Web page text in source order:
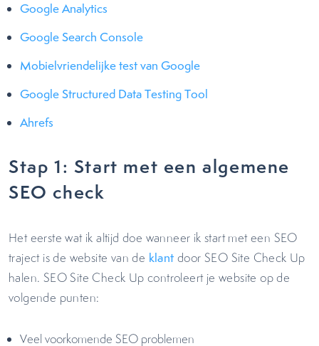
Google Analytics
Google Search Console
Mobielvriendelijke test van Google
Google Structured Data Testing Tool
Ahrefs
Stap 1: Start met een algemene
SEO check
Het eerste wat ik altijd doe wanneer ik start met een SEO
traject is de website van de klant door SEO Site Check Up
halen. SEO Site Check Up controleert je website op de
volgende punten:
Veel voorkomende SEO problemen